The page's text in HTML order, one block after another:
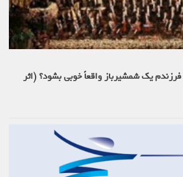
یک شمشیرباز واقعاً خوبی بشود؟ (اثر